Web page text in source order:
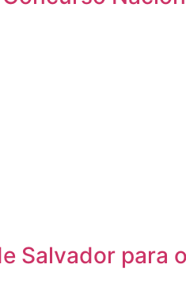
Salvador para